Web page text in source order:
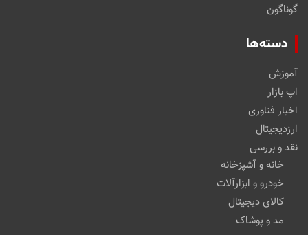
گوناگون
دسته‌ها
آموزش
اپ بازار
اخبار فناوری
ارزدیجیتال
نقد و بررسی
خانه و آشپزخانه
خودرو و ابزارآلات
کالای دیجیتال
مد و پوشاک